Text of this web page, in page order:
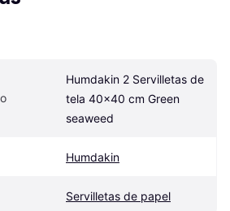
Humdakin 2 Servilletas de
tela 40x40 cm Green
seaweed
Humdakin
Servilletas de papel